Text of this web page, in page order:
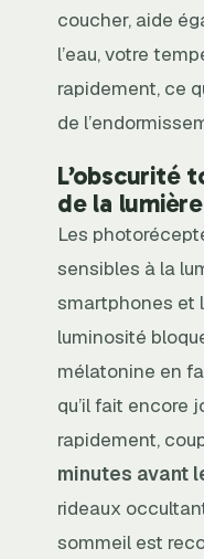
coucher, aide
l’eau, votre
rapidement, ce
de
L’obscurité
de la
Les
sensibles à la
smartphones et
luminosité
mélatonine en
qu’il fait encore
rapidement,
minutes avant
rideaux
sommeil est